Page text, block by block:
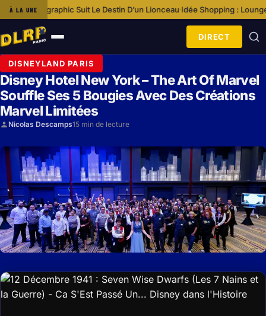
À LA UNE
D’un Lionceau·Idée Shopping : Loungefly Disney by Sac à
Ouvrir
le
menu
DIRECT
DISNEYLAND PARIS
Disney Hotel New York – The Art Of Marvel
Souffle Ses 5 Bougies Avec Des Créations
Marvel Limitées
Nicolas Descamps15 min de lecture